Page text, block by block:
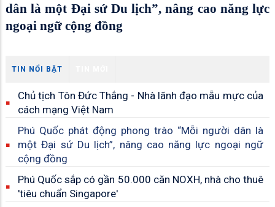
dân là một Đại sứ Du lịch”, nâng cao năng lực
ngoại ngữ cộng đồng
TIN NỔI BẬT
Chủ tịch Tôn Đức Thắng - Nhà lãnh đạo mẫu mực của
cách mạng Việt Nam
Phú Quốc phát động phong trào “Mỗi người dân là
một Đại sứ Du lịch”, nâng cao năng lực ngoại ngữ
cộng đồng
Phú Quốc sắp có gần 50.000 căn NOXH, nhà cho thuê
'tiêu chuẩn Singapore'